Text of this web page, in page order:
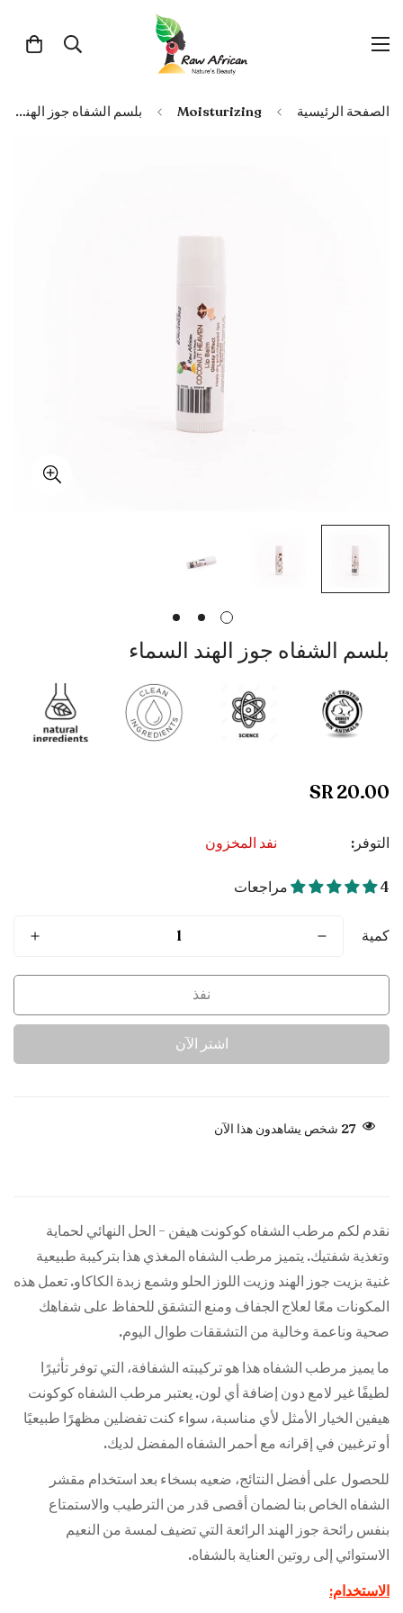
الصفحة الرئيسية Moisturizing بلسم الشفاه جوز الهند السماء
بلسم الشفاه جوز الهند السماء
السعر
20.00 SR
التوفر: نفد المخزون
4 مراجعات
كمية
نفذ
اشتر الآن
27 شخص يشاهدون هذا الآن
نقدم لكم مرطب الشفاه كوكونت هيفن - الحل النهائي لحماية
وتغذية شفتيك. يتميز مرطب الشفاه المغذي هذا بتركيبة طبيعية
غنية بزيت جوز الهند وزيت اللوز الحلو وشمع زبدة الكاكاو. تعمل هذه
المكونات معًا لعلاج الجفاف ومنع التشقق للحفاظ على شفاهك
صحية وناعمة وخالية من التشققات طوال اليوم.
ما يميز مرطب الشفاه هذا هو تركيبته الشفافة، التي توفر تأثيرًا
لطيفًا غير لامع دون إضافة أي لون. يعتبر مرطب الشفاه كوكونت
هيفين الخيار الأمثل لأي مناسبة، سواء كنت تفضلين مظهرًا طبيعيًا
أو ترغبين في إقرانه مع أحمر الشفاه المفضل لديك.
للحصول على أفضل النتائج، ضعيه بسخاء بعد استخدام مقشر
الشفاه الخاص بنا لضمان أقصى قدر من الترطيب والاستمتاع
بنفس رائحة جوز الهند الرائعة التي تضيف لمسة من النعيم
الاستوائي إلى روتين العناية بالشفاه.
الاستخدام: